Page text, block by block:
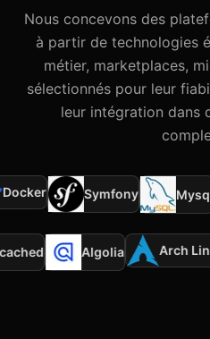
Nous concevons des
à partir de technologies
métier, marketplaces,
sélectionnés pour leur
leur intégration dans
Symfony Mysql
Algolia Arch